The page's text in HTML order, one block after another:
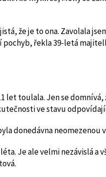
že je to ona. Zavolala
řekla 39-letá
toulala. Jen se domnívá,
ve stavu
donedávna neomezenou
Je ale velmi nezávislá a